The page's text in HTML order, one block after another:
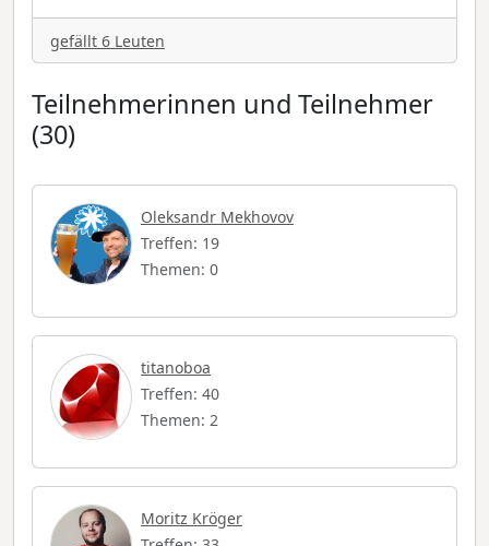
gefällt 6 Leuten
Teilnehmerinnen und Teilnehmer
(30)
Oleksandr Mekhovov
Treffen: 19
Themen: 0
titanoboa
Treffen: 40
Themen: 2
Moritz Kröger